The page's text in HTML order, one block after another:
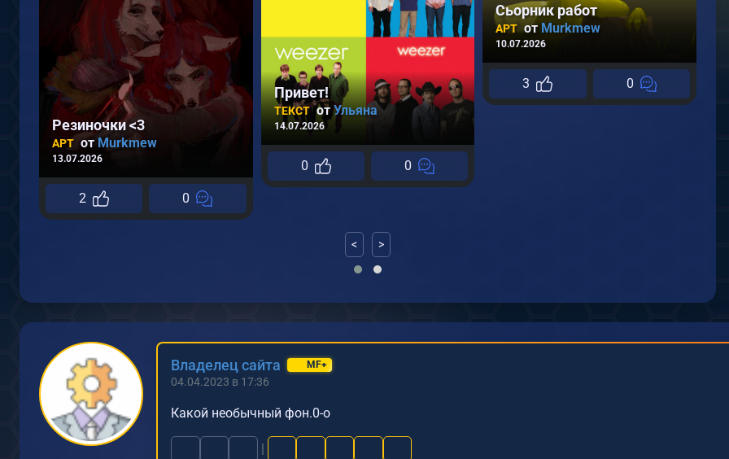
Резиночки <3
АРТ от Murkmew
13.07.2026
2 0
Привет!
ТЕКСТ отУльяна
14.07.2026
0 0
Сьорник работ
АРТ от Murkmew
10.07.2026
3 0
< >
Владелец сайта MF+
04.04.2023 в 17:36
Какой необычный фон.0-о
|